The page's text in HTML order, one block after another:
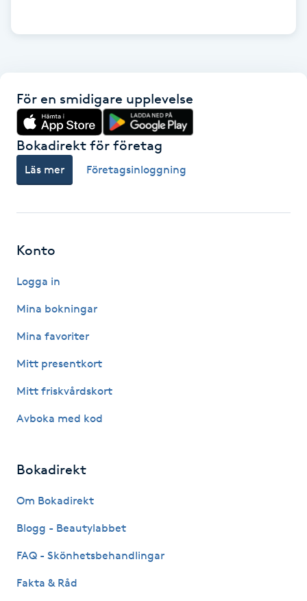
Gua Sha-massage
Headspa
Healing
Hollywood Peel
Hot Stone Massage
Hudföryngring
Hudvård
Hyaluronsyra
Hypnos
För en smidigare upplevelse
Bokadirekt för företag
Läs mer Företagsinloggning
Konto
Logga in
Mina bokningar
Mina favoriter
Mitt presentkort
Mitt friskvårdskort
Avboka med kod
Bokadirekt
Om Bokadirekt
Blogg - Beautylabbet
FAQ - Skönhetsbehandlingar
Fakta & Råd